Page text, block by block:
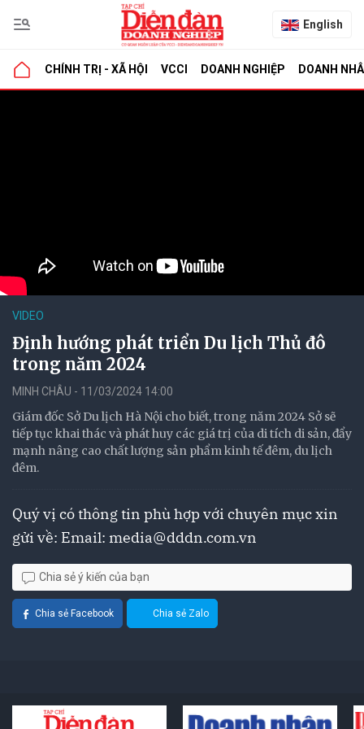
English
CHÍNH TRỊ - XÃ HỘI VCCI DOANH NGHIỆP DOANH
VIDEO
Định hướng phát triển Du lịch Thủ đô
trong năm 2024
MINH CHÂU - 11/03/2024 14:00
Giám đốc Sở Du lịch Hà Nội cho biết, trong năm 2024 Sở sẽ
tiếp tục khai thác và phát huy các giá trị của di tích di sản, đẩy
mạnh nâng cao chất lượng sản phẩm kinh tế đêm, du lịch
đêm.
Quý vị có thông tin phù hợp với chuyên mục xin
gửi về: Email: media@dddn.com.vn
Chia sẻ ý kiến của bạn
Chia sẻ Facebook Chia sẻ Zalo